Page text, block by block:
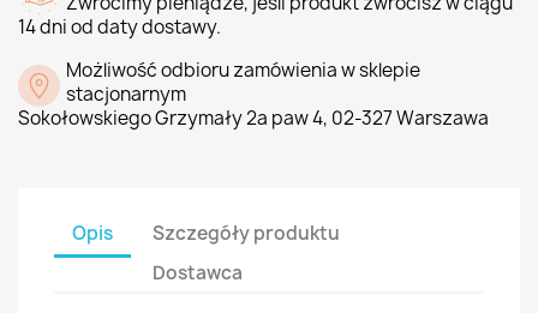
14 dni od daty dostawy.
Możliwość odbioru zamówienia w sklepie
stacjonarnym
Sokołowskiego Grzymały 2a paw 4, 02-327 Warszawa
Opis
Szczegóły produktu
Dostawca